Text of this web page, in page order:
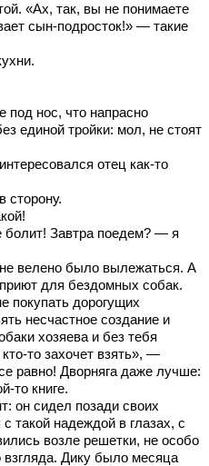
«Ах, так, вы не понимаете
сын-подросток!» — такие
под нос, что напрасно
единой тройки: мол, не стоят
отец как-то
сторону.
болит! Завтра поедем? — я
велено было вылежаться. А
для бездомных собак.
покупать дорогущих
несчастное создание и
хозяева и без тебя
то захочет взять», —
равно! Дворняга даже лучше:
то книге.
он сидел позади своих
такой надеждой в глазах, с
возле решетки, не особо
Дику было месяца